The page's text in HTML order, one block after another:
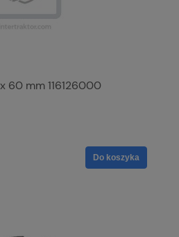
60 mm 116126000
Do koszyka